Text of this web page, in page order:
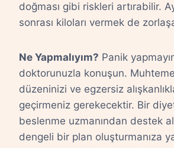
doğması gibi riskleri artırabilir.
sonrası kiloları vermek de
Ne Yapmalıyım? Panik
doktorunuzla konuşun.
düzeninizi ve egzersiz
geçirmeniz gerekecektir. Bir
beslenme uzmanından destek
dengeli bir plan oluşturmanıza